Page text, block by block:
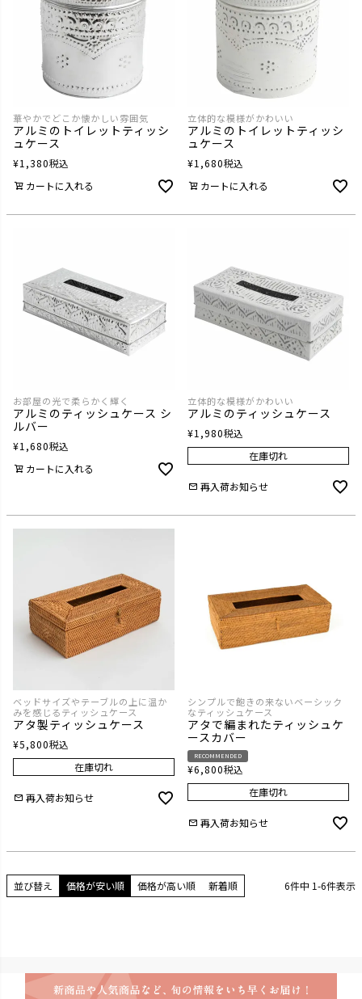
華やかでどこか懐かしい雰囲気
アルミのトイレットティッシ
ュケース
¥1,380税込
カートに入れる
立体的な模様がかわいい
アルミのトイレットティッシ
ュケース
¥1,680税込
カートに入れる
お部屋の光で柔らかく輝く
アルミのティッシュケース シ
ルバー
¥1,680税込
カートに入れる
立体的な模様がかわいい
アルミのティッシュケース
¥1,980税込
在庫切れ
再入荷お知らせ
ベッドサイズやテーブルの上に温か
みを感じるティッシュケース
アタ製ティッシュケース
¥5,800税込
在庫切れ
再入荷お知らせ
シンプルで飽きの来ないベーシック
なティッシュケース
アタで編まれたティッシュケ
ースカバー
RECOMMENDED
¥6,800税込
在庫切れ
再入荷お知らせ
並び替え 価格が安い順 価格が高い順 新着順 6件中 1-6件表示